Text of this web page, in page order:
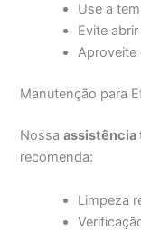
Use a
Evite
Aproveite
Manutenção para
Nossaassistência
recomenda:
Limpeza